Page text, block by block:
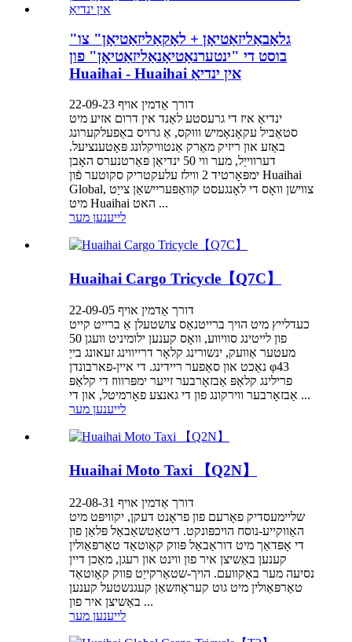
"גלאָבאַליזאַטיאָן + לאָקאַליזאַטיאָן" צו
בוסט די "ינטערנאַטיאָנאַליזאַטיאָן" פון
Huaihai - Huaihai אין ינדיאַ
דורך אַדמין אויף 22-09-23
ינדיאַ איז די גרעסטע לאַנד אין דרום אזיע מיט
סטאַביל עקאָנאָמיש וווּקס, אַ גרויס באַפעלקערונג
באַזע און ריזיק מאַרק אַנטוויקלונג פּאָטענציעל.
דערווייַל, מער ווי 50 ינדיאַן פּאַרטנערס האָבן
ימפּאָרטיד 2 ווילז עלעקטריק סקוטער פֿון Huaihai
Global, צווישן וואָס די לאָנגעסט קוואַפּעריישאַן צייַט
מיט Huaihai האט ...
לייענען מער
Huaihai Cargo Tricycle【Q7C】
דורך אַדמין אויף 22-09-05
כעדלייץ מיט הויך ברייטנאַס צושטעלן אַ ברייט קייט
פון לייטינג סוויווע, וואָס קענען ילומיניט וועגן 50
מעטער אַוועק, ינשורינג קלאָר דרייווינג זעאונג בייַ
נאַכט און סאַפער ריידינג. די איין-פארבונדן φ43
פרילינג קלאַפּ אַבזאָרבער זייער ימפּרוווז די קלאַפּ
אַבזאָרבער ווירקונג פון די גאנצע פאָרמיטל, און די ...
לייענען מער
Huaihai Moto Taxi 【Q2N】
דורך אַדמין אויף 22-08-31
שליימעסדיק פאָרעם פון פראָנט דעקן, יקוויפּט מיט
האַווקייע-נוסח הויכפּונקט. דיטאַטשאַבאַל פּלאַן פון
די אָפּדאַך מיט דוראַבאַל פּווק קאָוטאַד טאַרפּאַולין
קענען באַשיצן איר פון ווינט און רעגן, מאַכן דיין
נסיעה מער באַקוועם. הויך-שטאַרקייַט פּווק קאָוטאַד
טאַרפּאַולין מיט גוט קעראָוזשאַן קעגנשטעל קענען
באַשיצן איר פון ...
לייענען מער